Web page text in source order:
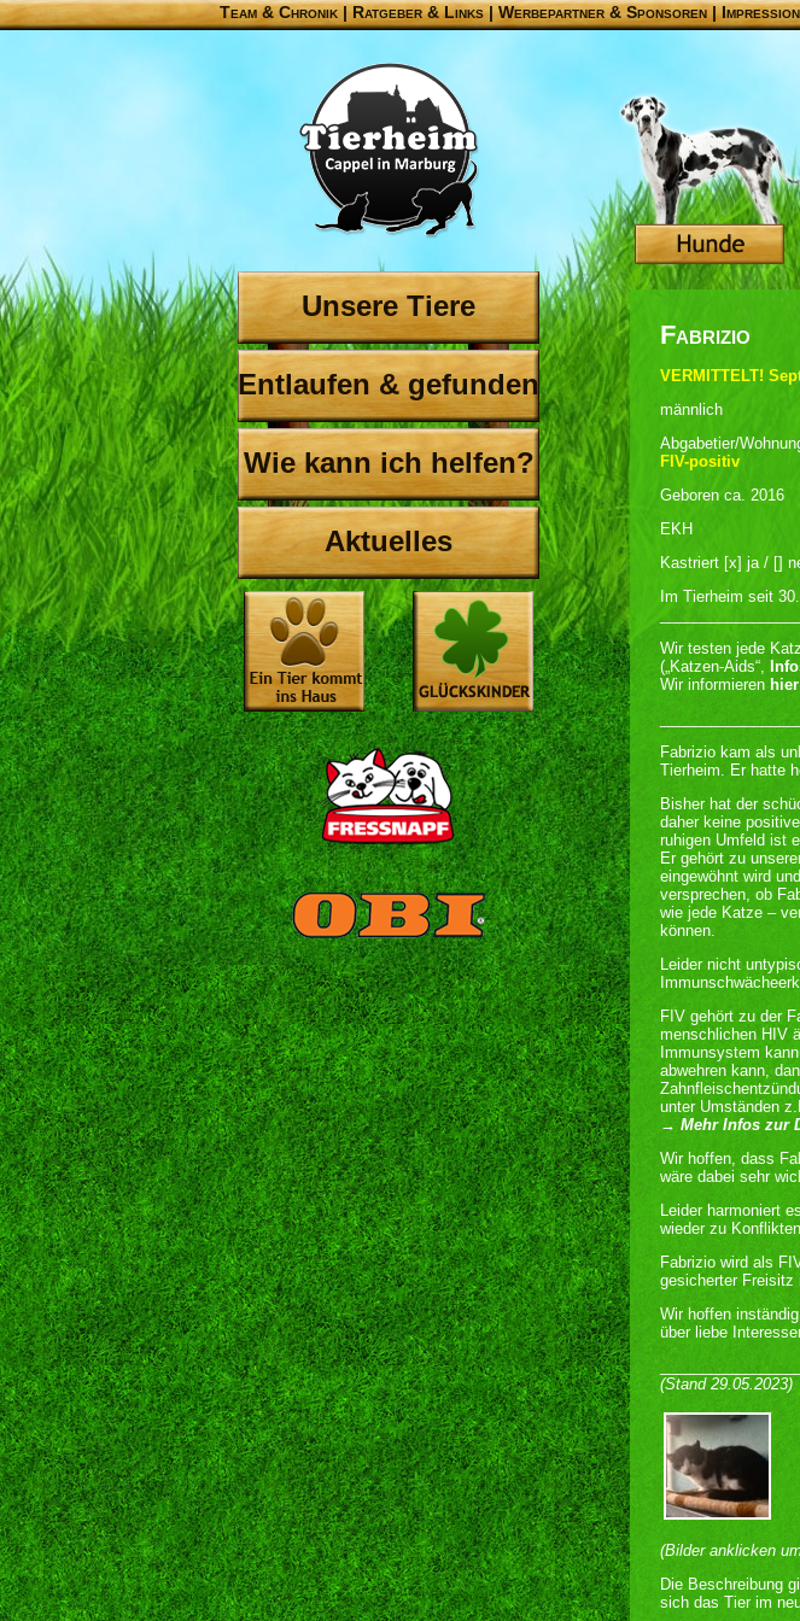
Team & Chronik |Ratgeber & Links|Werbepartner & Sponsoren|
Unsere Tiere
Entlaufen & gefunden
Wie kann ich helfen?
Aktuelles
Fabrizio
VERMITTELT!
männlich
Abgabetier/
FIV-positiv
Geboren ca. 2016
EKH
Kastriert [x] ja / []
Im Tierheim seit
Wir testen jede
(„Katzen-Aids“,
Wir informieren
Fabrizio kam als
Tierheim. Er hatte
Bisher hat der
daher keine
ruhigen Umfeld ist
Er gehört zu
eingewöhnt wird
versprechen, ob
wie jede Katze –
können.
Leider nicht
FIV gehört zu der
menschlichen HIV
Immunsystem
abwehren kann,
unter Umständen
→ Mehr Infos zur
Wir hoffen, dass
wäre dabei sehr
Leider harmoniert
wieder zu
Fabrizio wird als
gesicherter Freisitz
Wir hoffen
über liebe
(Stand 29.05.2023)
(Bilder anklicken
Die Beschreibung
sich das Tier im